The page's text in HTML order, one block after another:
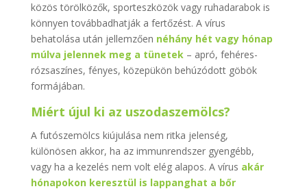
közös törölközők, sporteszközök vagy ruhadarabok is
könnyen továbbadhatják a fertőzést. A vírus
behatolása után jellemzően néhány hét vagy hónap
múlva jelennek meg a tünetek – apró, fehéres-
rózsaszínes, fényes, közepükön behúzódott göbök
formájában.
Miért újul ki az uszodaszemölcs?
A futószemölcs kiújulása nem ritka jelenség,
különösen akkor, ha az immunrendszer gyengébb,
vagy ha a kezelés nem volt elég alapos. A vírus akár
hónapokon keresztül is lappanghat a bőr